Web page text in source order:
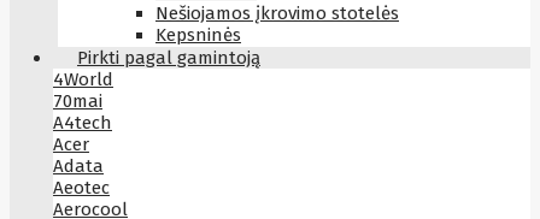
Nešiojamos įkrovimo stotelės
Kepsninės
Pirkti pagal gamintoją
4World
70mai
A4tech
Acer
Adata
Aeotec
Aerocool